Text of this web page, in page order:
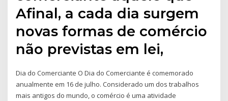
Afinal, a cada dia surgem
novas formas de comércio
não previstas em lei,
Dia do Comerciante O Dia do Comerciante é comemorado
anualmente em 16 de julho. Considerado um dos trabalhos
mais antigos do mundo, o comércio é uma atividade